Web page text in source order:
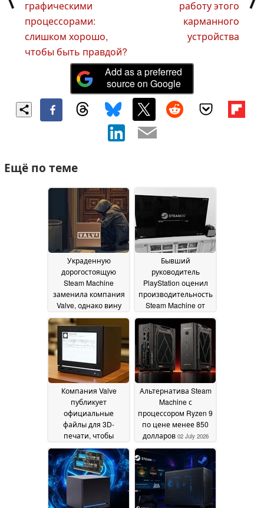
графическими
процессорами:
слишком хорошо,
чтобы быть правдой?
работу этого
карманного
устройства
Add as a preferred
source on Google
Ещё по теме
Украденную
дорогостоящую
Steam Machine
заменила компания
Valve, однако вину
возлагают на
нестрогую политику
доставки 20 July 2026
Бывший
руководитель
PlayStation оценил
производительность
Steam Machine от
Valve как «ничего
особенного», при
этом высоко оценив
ее игровой опыт,
схожий с
консольным04 July
2026
Компания Valve
публикует
официальные
файлы для 3D-
печати, чтобы
пользователи могли
изготовить
собственную
лицевую панель с
дисплеем e-ink для
Steam Machine03 July
Альтернатива Steam
Machine с
процессором Ryzen 9
по цене менее 850
долларов 02 July 2026